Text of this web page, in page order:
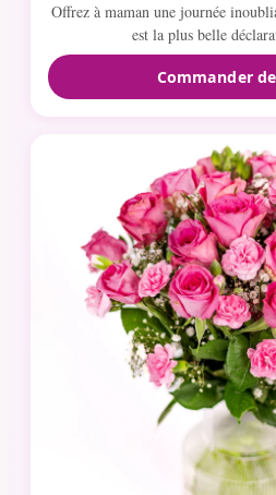
Offrez à maman une journée
est la plus belle
Commander